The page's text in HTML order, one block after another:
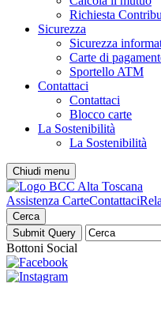
Richiesta
Sicurezza
Sicurezza
Carte di
Sportello ATM
Contattaci
Contattaci
Blocco carte
La Sostenibilità
La Sostenibilità
Chiudi menu
Assistenza CarteContattaci
Cerca
Bottoni Social